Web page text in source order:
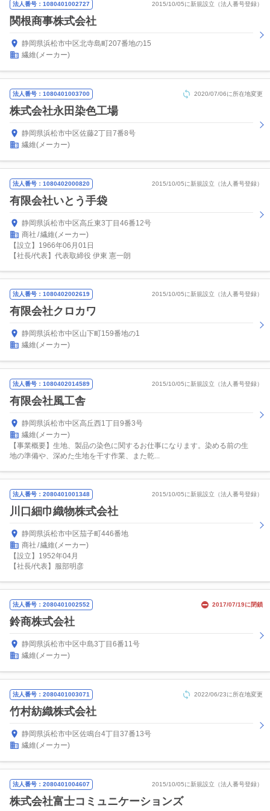
法人番号：1080401002727 2015/10/05に新規設立（法人番号登録）
関根商事株式会社
静岡県浜松市中区北寺島町207番地の15
繊維(メーカー)
法人番号：1080401003700 2020/07/06に所在地変更
株式会社永田染色工場
静岡県浜松市中区佐藤2丁目7番8号
繊維(メーカー)
法人番号：1080402000820 2015/10/05に新規設立（法人番号登録）
有限会社いとう手袋
静岡県浜松市中区高丘東3丁目46番12号
商社 繊維(メーカー)
【設立】1966年06月01日
【社長/代表】代表取締役 伊東 憲一朗
法人番号：1080402002619 2015/10/05に新規設立（法人番号登録）
有限会社クロカワ
静岡県浜松市中区山下町159番地の1
繊維(メーカー)
法人番号：1080402014589 2015/10/05に新規設立（法人番号登録）
有限会社風工舎
静岡県浜松市中区高丘西1丁目9番3号
繊維(メーカー)
【事業概要】生地、製品の染色に関するお仕事になります。染める前の生
地の準備や、深めた生地を干す作業、また乾...
法人番号：2080401001348 2015/10/05に新規設立（法人番号登録）
川口細巾織物株式会社
静岡県浜松市中区茄子町446番地
商社 繊維(メーカー)
【設立】1952年04月
【社長/代表】服部明彦
法人番号：2080401002552 2017/07/19に閉鎖
鈴商株式会社
静岡県浜松市中区中島3丁目6番11号
繊維(メーカー)
法人番号：2080401003071 2022/06/23に所在地変更
竹村紡織株式会社
静岡県浜松市中区佐鳴台4丁目37番13号
繊維(メーカー)
法人番号：2080401004607 2015/10/05に新規設立（法人番号登録）
株式会社富士コミュニケーションズ